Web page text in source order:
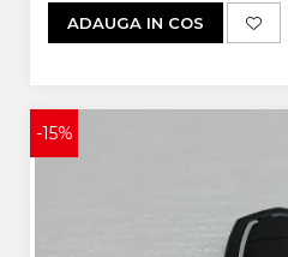
ADAUGA IN COS
-15%